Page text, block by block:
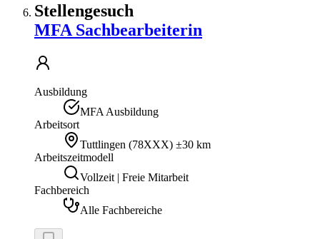
Stellengesuch
MFA Sachbearbeiterin
Ausbildung
MFA Ausbildung
Arbeitsort
Tuttlingen (78XXX) ±30 km
Arbeitszeitmodell
Vollzeit | Freie Mitarbeit
Fachbereich
Alle Fachbereiche